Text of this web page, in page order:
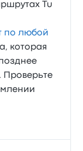
Tu
по любой
которая
Проверьте